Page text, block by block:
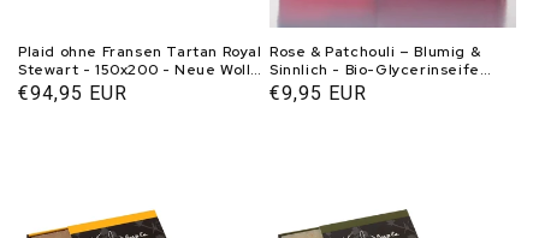
Plaid ohne Fransen Tartan Royal
Stewart - 150x200 - Neue Wolle
- Tweedmill UK
Normaler
€94,95 EUR
Rose & Patchouli – Blumig &
Sinnlich - Bio-Glycerinseife
150g
Normaler
€9,95 EUR